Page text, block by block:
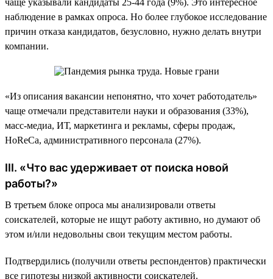
наблюдение в рамках опроса. Но более глубокое исследование
причин отказа кандидатов, безусловно, нужно делать внутри
компании.
«Из описания вакансии непонятно, что хочет работодатель»
чаще отмечали представители науки и образования (33%),
масс-медиа, ИТ, маркетинга и рекламы, сферы продаж,
HoReCa, административного персонала (27%).
III. «Что вас удерживает от поиска новой
работы?»
В третьем блоке опроса мы анализировали ответы
соискателей, которые не ищут работу активно, но думают об
этом и/или недовольны свои текущим местом работы.
Подтвердились (получили ответы респондентов) практически
все гипотезы низкой активности соискателей.